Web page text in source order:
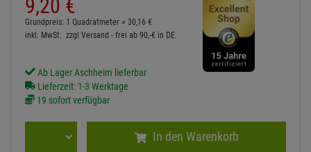
9,20 €
Grundpreis: 1 Quadratmeter = 30,16 €
inkl. MwSt. zzgl Versand - frei ab 90,-€ in DE
Ab Lager Aschheim lieferbar
Lieferzeit: 1-3 Werktage
19 sofort verfügbar
In den Warenkorb